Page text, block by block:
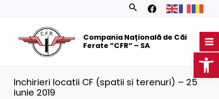
Search
Compania Națională de Căi
Ferate ”CFR” – SA
Inchirieri locatii CF (spatii si terenuri) – 25
iunie 2019